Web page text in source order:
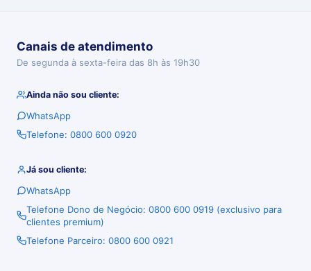
Canais de atendimento
De segunda à sexta-feira das 8h às 19h30
Ainda não sou cliente:
WhatsApp
Telefone: 0800 600 0920
Já sou cliente:
WhatsApp
Telefone Dono de Negócio: 0800 600 0919 (exclusivo para
clientes premium)
Telefone Parceiro: 0800 600 0921